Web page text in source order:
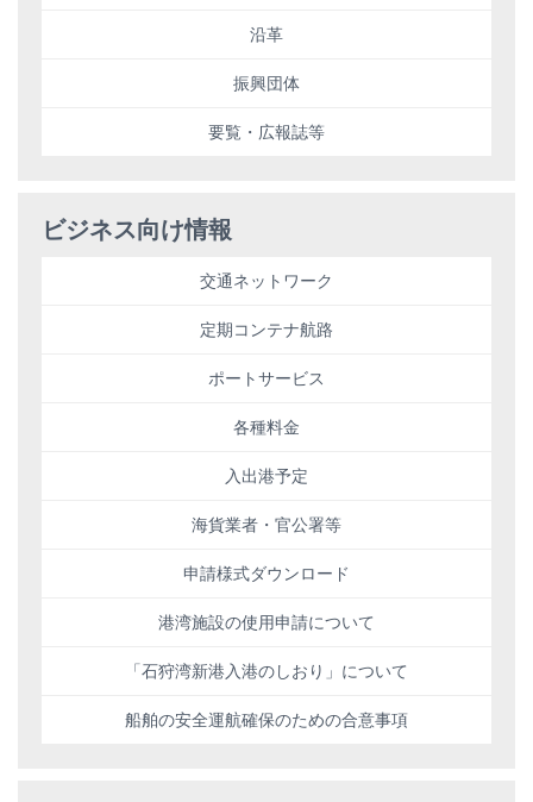
沿革
振興団体
要覧・広報誌等
ビジネス向け情報
交通ネットワーク
定期コンテナ航路
ポートサービス
各種料金
入出港予定
海貨業者・官公署等
申請様式ダウンロード
港湾施設の使用申請について
「石狩湾新港入港のしおり」について
船舶の安全運航確保のための合意事項